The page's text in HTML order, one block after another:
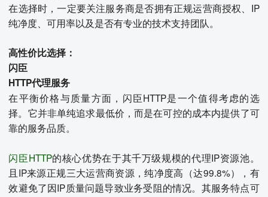
在选择时，一定要关注服务商是否拥有正规运营商授权、IP
纯净度、可用率以及是否有专业的技术支持团队。
高性价比选择：
闪臣
HTTP代理服务
在平衡价格与质量方面，闪臣HTTP是一个值得考虑的选
择。它并非单纯追求最低价，而是在可控的成本内提供了可
靠的服务品质。
闪臣HTTP的核心优势在于其千万级规模的代理IP资源池。
且IP来源正规三大运营商资源，纯净度高（达99.8%），有
效避免了因IP质量问题导致业务受阻的情况。其服务特点可